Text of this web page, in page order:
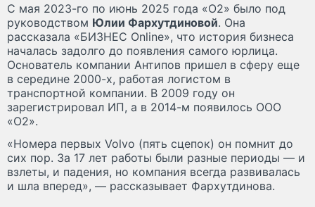
С мая 2023-го по июнь 2025 года «О2» было под
руководством Юлии Фархутдиновой. Она
рассказала «БИЗНЕС Online», что история бизнеса
началась задолго до появления самого юрлица.
Основатель компании Антипов пришел в сферу еще
в середине 2000-х, работая логистом в
транспортной компании. В 2009 году он
зарегистрировал ИП, а в 2014-м появилось ООО
«О2».
«Номера первых Volvo (пять сцепок) он помнит до
сих пор. За 17 лет работы были разные периоды — и
взлеты, и падения, но компания всегда развивалась
и шла вперед», — рассказывает Фархутдинова.